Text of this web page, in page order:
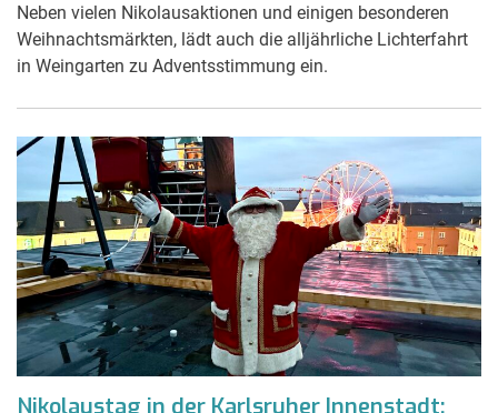
Neben vielen Nikolausaktionen und einigen besonderen
Weihnachtsmärkten, lädt auch die alljährliche Lichterfahrt
in Weingarten zu Adventsstimmung ein.
Nikolaustag in der Karlsruher Innenstadt: